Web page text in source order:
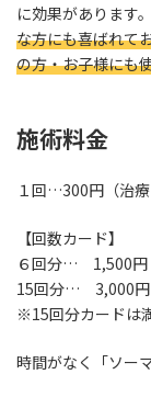
に効果があります。
な方にも喜ばれて
の方・お子様にも
施術料金
１回…300円（治
【回数カード】
６回分… 1,500円
15回分… 3,000円
※15回分カードは
時間がなく「ソー